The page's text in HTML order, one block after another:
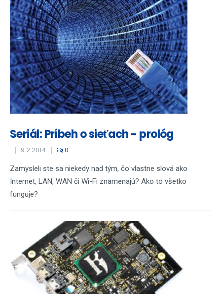
Seriál: Príbeh o sieťach - prológ
9.2.2014 0
Zamysleli ste sa niekedy nad tým, čo vlastne slová ako
Internet, LAN, WAN či Wi-Fi znamenajú? Ako to všetko
funguje?